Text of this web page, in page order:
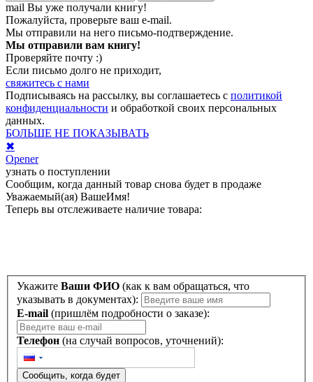
mail Вы уже получали книгу!
Пожалуйста, проверьте ваш e-mail.
Мы отправили на него письмо-подтверждение.
Мы отправили вам книгу!
Проверяйте почту :)
Если письмо долго не приходит,
свяжитесь с нами
Подписываясь на рассылку, вы соглашаетесь с политикой
конфиденциальности и обработкой своих персональных
данных.
БОЛЬШЕ НЕ ПОКАЗЫВАТЬ
✖
Opener
узнать о поступлении
Сообщим, когда данный товар снова будет в продаже
Уважаемый(ая) ВашеИмя!
Теперь вы отслеживаете наличие товара:
Укажите Ваши ФИО
указывать в документах):
E-mail (пришлём подробности о заказе):
Телефон (на случай вопросов, уточнений):
Сообщить, когда будет